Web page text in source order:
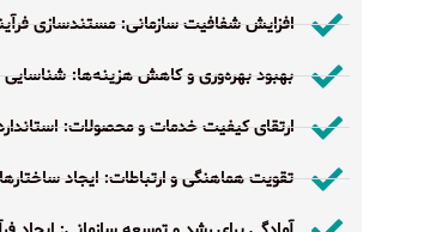
افزایش شفافیت سازمانی: مستندسازی
بهبود بهره‌وری و کاهش هزینه‌ها:
ارتقای کیفیت خدمات و محصولات:
تقویت هماهنگی و ارتباطات: ایجاد